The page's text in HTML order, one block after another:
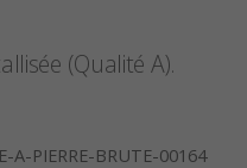
(Qualité A).
A-PIERRE-BRUTE-00164